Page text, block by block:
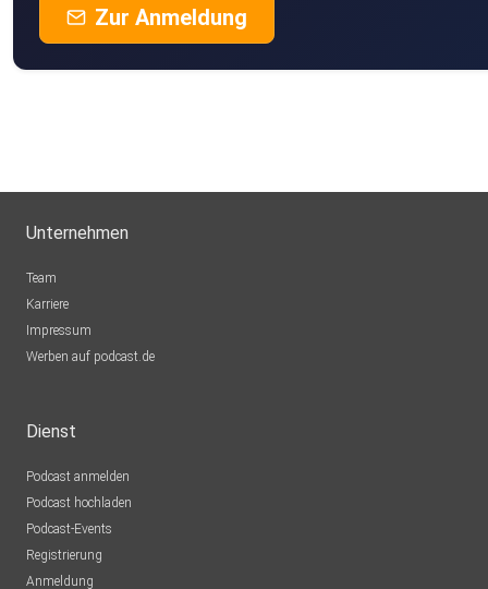
Zur Anmeldung
Unternehmen
Team
Karriere
Impressum
Werben auf podcast.de
Dienst
Podcast anmelden
Podcast hochladen
Podcast-Events
Registrierung
Anmeldung